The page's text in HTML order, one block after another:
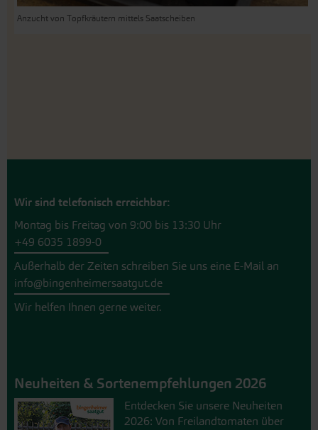
Anzucht von Topfkräutern mittels Saatscheiben
Wir sind telefonisch erreichbar:
Montag bis Freitag von 9:00 bis 13:30 Uhr
+49 6035 1899-0
Außerhalb der Zeiten schreiben Sie uns eine E-Mail an
info@bingenheimersaatgut.de
Wir helfen Ihnen gerne weiter.
Neuheiten & Sortenempfehlungen 2026
Entdecken Sie unsere Neuheiten
2026: Von Freilandtomaten über